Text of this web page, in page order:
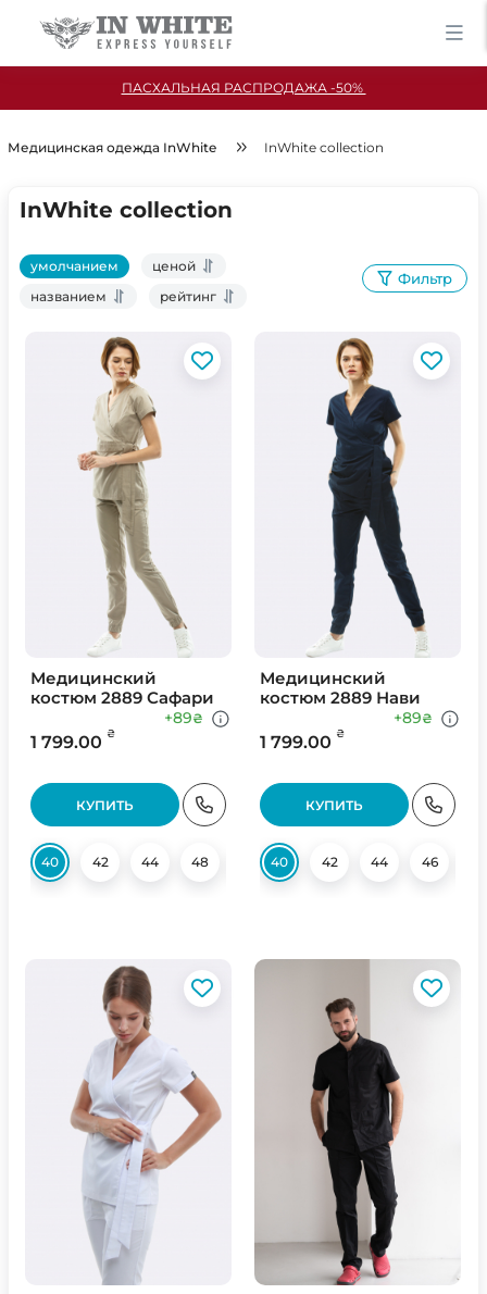
ПАСХАЛЬНАЯ РАСПРОДАЖА -50%
Медицинская одежда InWhite InWhite collection
InWhite collection
умолчанием
ценой
названием
рейтинг
Фильтр
Медицинский
костюм 2889 Сафари
1 799.00 ₴
+89₴
КУПИТЬ
40 42 44 48 52
Медицинский
костюм 2889 Нави
1 799.00 ₴
+89₴
КУПИТЬ
40 42 44 46